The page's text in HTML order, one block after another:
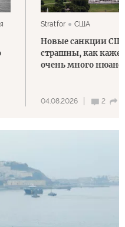
Stratfor США
Новые санкции
страшны, как
очень много
04.08.2026 2